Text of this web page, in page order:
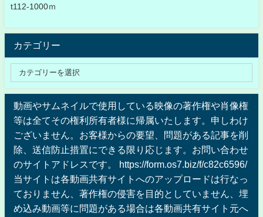
t112-1000ｍ
カテゴリー
動画やサムネイルで使用している映像の著作権や肖像権
等は全てその権利所有者様に帰属いたします。申しわけ
ございません。お客様からの要望、問題がある記事を削
除、送信防止措置にできる限り応じます。お問い合わせ
のサイトアドレスです。 https://form.os7.biz/f/c82c6596/
当サイトは各動画共有サイトへのアップロードは行なっ
ておりません、著作権の侵害を目的としていません、埋
め込み動画等に問題がある場合は各動画共有サイト元へ